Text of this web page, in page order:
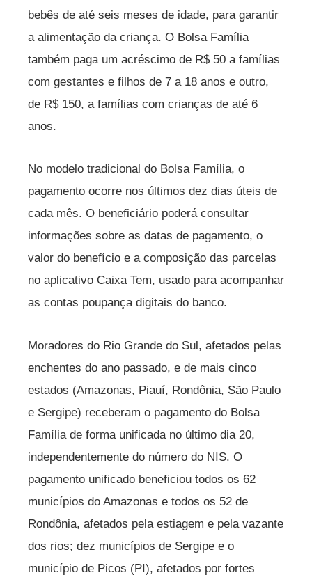
bebês de até seis meses de idade, para garantir
a alimentação da criança. O Bolsa Família
também paga um acréscimo de R$ 50 a famílias
com gestantes e filhos de 7 a 18 anos e outro,
de R$ 150, a famílias com crianças de até 6
anos.
No modelo tradicional do Bolsa Família, o
pagamento ocorre nos últimos dez dias úteis de
cada mês. O beneficiário poderá consultar
informações sobre as datas de pagamento, o
valor do benefício e a composição das parcelas
no aplicativo Caixa Tem, usado para acompanhar
as contas poupança digitais do banco.
Moradores do Rio Grande do Sul, afetados pelas
enchentes do ano passado, e de mais cinco
estados (Amazonas, Piauí, Rondônia, São Paulo
e Sergipe) receberam o pagamento do Bolsa
Família de forma unificada no último dia 20,
independentemente do número do NIS. O
pagamento unificado beneficiou todos os 62
municípios do Amazonas e todos os 52 de
Rondônia, afetados pela estiagem e pela vazante
dos rios; dez municípios de Sergipe e o
município de Picos (PI), afetados por fortes